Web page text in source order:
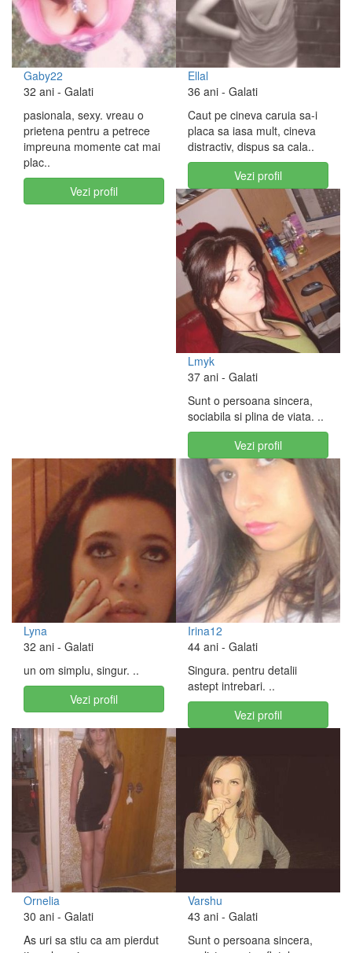
Gaby22
32 ani - Galati
pasionala, sexy. vreau o
prietena pentru a petrece
impreuna momente cat mai
plac..
Vezi profil
Ellal
36 ani - Galati
Caut pe cineva caruia sa-i
placa sa iasa mult, cineva
distractiv, dispus sa cala..
Vezi profil
Lmyk
37 ani - Galati
Sunt o persoana sincera,
sociabila si plina de viata. ..
Vezi profil
Lyna
32 ani - Galati
un om simplu, singur. ..
Vezi profil
Irina12
44 ani - Galati
Singura. pentru detalii
astept intrebari. ..
Vezi profil
Ornelia
30 ani - Galati
As uri sa stiu ca am pierdut
Varshu
43 ani - Galati
Sunt o persoana sincera,